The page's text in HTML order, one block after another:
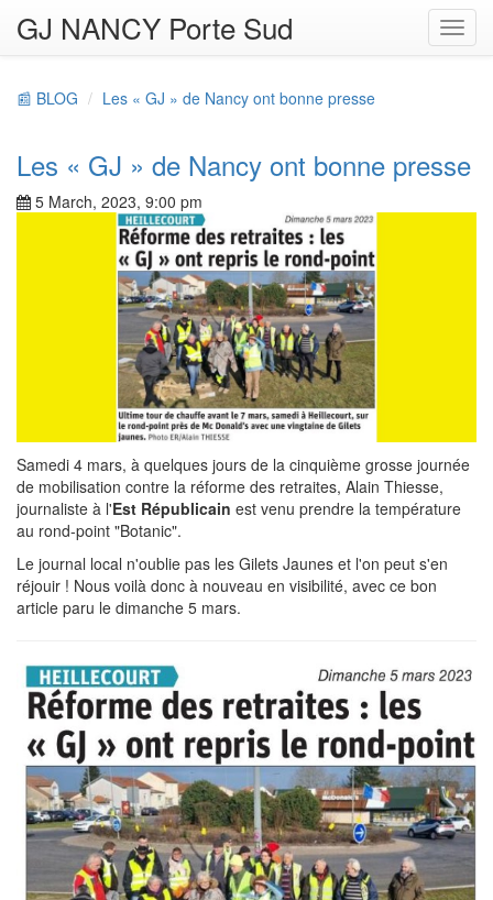
GJ NANCY Porte Sud
📰 BLOG Les « GJ » de Nancy ont bonne presse
Les « GJ » de Nancy ont bonne presse
5 March, 2023, 9:00 pm
Samedi 4 mars, à quelques jours de la cinquième grosse journée
de mobilisation contre la réforme des retraites, Alain Thiesse,
journaliste à l'Est Républicain est venu prendre la température
au rond-point "Botanic".
Le journal local n'oublie pas les Gilets Jaunes et l'on peut s'en
réjouir ! Nous voilà donc à nouveau en visibilité, avec ce bon
article paru le dimanche 5 mars.